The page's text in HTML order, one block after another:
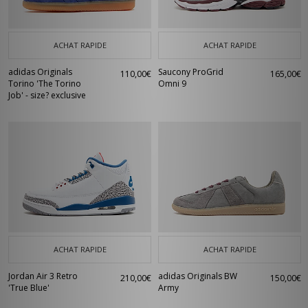
ACHAT RAPIDE
adidas Originals
Torino 'The Torino
Job' - size? exclusive
110,00€
ACHAT RAPIDE
Saucony ProGrid
Omni 9
165,00€
ACHAT RAPIDE
Jordan Air 3 Retro
'True Blue'
210,00€
ACHAT RAPIDE
adidas Originals BW
Army
150,00€